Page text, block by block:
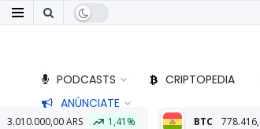
PODCASTS CRIPTOPEDIA
ANÚNCIATE
1,41% BTC 778.416,95 BOB -0,42%